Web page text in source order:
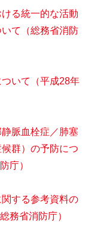
る統一的な活動
て（総務省消防
いて（平成28年
脈血栓症／肺塞
群）の予防につ
庁）
する参考資料の
務省消防庁）